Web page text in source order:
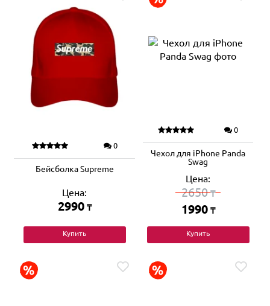
0
Бейсболка Supreme
Цена:
2990 ₸
Купить
0
Чехол для iPhone Panda
Swag
Цена:
2650₸
1990 ₸
Купить